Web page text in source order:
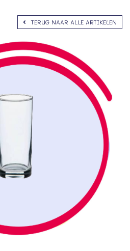
TERUG NAAR ALLE ARTIKELEN